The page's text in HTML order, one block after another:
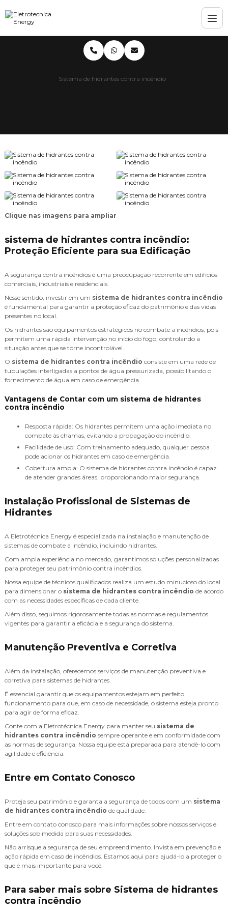
Sistema de hidrantes contra incêndio
Clique nas imagens para ampliar
sistema de hidrantes contra incêndio:
Proteção Eficiente para sua Edificação
A segurança contra incêndios é uma preocupação recorrente em edifícios
comerciais, industriais e residenciais.
Nesse sentido, investir em um sistema de hidrantes contra incêndio
é fundamental para garantir a proteção eficaz do patrimônio e das vidas
presentes no local.
Os hidrantes são equipamentos estratégicos no combate a incêndios, pois
permitem uma rápida intervenção no início do fogo, controlando a
situação antes que se torne incontrolável.
O sistema de hidrantes contra incêndio consiste em uma rede de
tubulações interligadas a pontos de água pressurizada, possibilitando o
fornecimento de água em caso de emergência.
Vantagens de Contar com um sistema de hidrantes
contra incêndio
Resposta rápida: Os hidrantes permitem uma ação imediata no
combate às chamas, evitando a propagação do incêndio.
Facilidade de uso: Com treinamento adequado, qualquer pessoa
pode acionar os hidrantes em caso de emergência.
Cobertura ampla: O sistema de hidrantes contra incêndio é capaz
de atender grandes áreas, proporcionando maior segurança.
Instalação Profissional de Sistemas de
Hidrantes
A Eletrotécnica Energy é especializada na instalação e manutenção de
sistemas de combate a incêndio, incluindo hidrantes.
Com ampla experiência no mercado, garantimos soluções personalizadas
para proteger seu patrimônio contra incêndios.
Nossa equipe de técnicos qualificados realiza um estudo minucioso do local
para dimensionar o sistema de hidrantes contra incêndio de acordo
com as necessidades específicas de cada cliente.
Além disso, seguimos rigorosamente todas as normas e regulamentos
vigentes para garantir a eficácia e a segurança do sistema.
Manutenção Preventiva e Corretiva
Além da instalação, oferecemos serviços de manutenção preventiva e
corretiva para sistemas de hidrantes.
É essencial garantir que os equipamentos estejam em perfeito
funcionamento para que, em caso de necessidade, o sistema esteja pronto
para agir de forma eficaz.
Conte com a Eletrotécnica Energy para manter seu sistema de
hidrantes contra incêndio sempre operante e em conformidade com
as normas de segurança. Nossa equipe está preparada para atendê-lo com
agilidade e eficiência.
Entre em Contato Conosco
Proteja seu patrimônio e garanta a segurança de todos com um sistema
de hidrantes contra incêndio de qualidade.
Entre em contato conosco para mais informações sobre nossos serviços e
soluções sob medida para suas necessidades.
Não arrisque a segurança de seu empreendimento. Invista em prevenção e
ação rápida em caso de incêndios. Estamos aqui para ajudá-lo a proteger o
que é mais importante para você.
Para saber mais sobre Sistema de hidrantes
contra incêndio